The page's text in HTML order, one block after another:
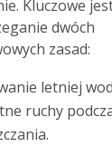
Kluczowe
dwóch
zasad:
letniej
ruchy